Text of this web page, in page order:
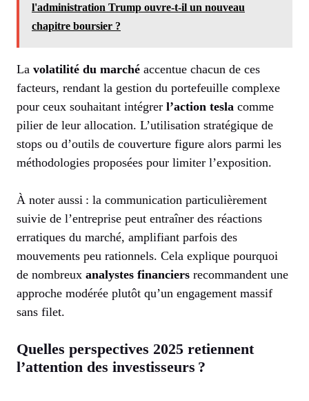
l'administration Trump ouvre-t-il un nouveau
chapitre boursier ?
La volatilité du marché accentue chacun de ces
facteurs, rendant la gestion du portefeuille complexe
pour ceux souhaitant intégrer l’action tesla comme
pilier de leur allocation. L’utilisation stratégique de
stops ou d’outils de couverture figure alors parmi les
méthodologies proposées pour limiter l’exposition.
À noter aussi : la communication particulièrement
suivie de l’entreprise peut entraîner des réactions
erratiques du marché, amplifiant parfois des
mouvements peu rationnels. Cela explique pourquoi
de nombreux analystes financiers recommandent une
approche modérée plutôt qu’un engagement massif
sans filet.
Quelles perspectives 2025 retiennent
l’attention des investisseurs ?